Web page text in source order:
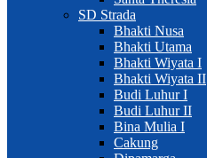
SD Strada
Bhakti Nusa
Bhakti Utama
Bhakti Wiyata I
Bhakti Wiyata II
Budi Luhur I
Budi Luhur II
Bina Mulia I
Cakung